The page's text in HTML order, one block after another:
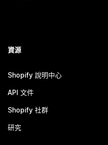
資源
Shopify 說明中心
API 文件
Shopify 社群
研究